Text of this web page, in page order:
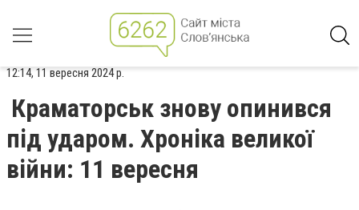
12:14, 11 вересня 2024 р.
Краматорськ знову опинився
під ударом. Хроніка великої
війни: 11 вересня